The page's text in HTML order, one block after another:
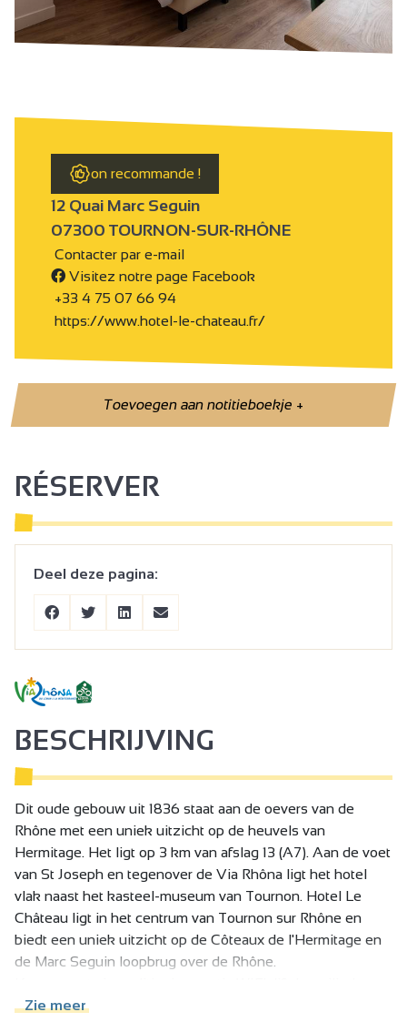
on recommande !
12 Quai Marc Seguin
07300 TOURNON-SUR-RHÔNE
Contacter par e-mail
Visitez notre page Facebook
+33 4 75 07 66 94
https://www.hotel-le-chateau.fr/
Toevoegen aan notitieboekje+
RÉSERVER
Deel deze pagina:
BESCHRIJVING
Dit oude gebouw uit 1836 staat aan de oevers van de
Rhône met een uniek uitzicht op de heuvels van
Hermitage. Het ligt op 3 km van afslag 13 (A7). Aan de voet
van St Joseph en tegenover de Via Rhôna ligt het hotel
vlak naast het kasteel-museum van Tournon. Hotel Le
Château ligt in het centrum van Tournon sur Rhône en
biedt een uniek uitzicht op de Côteaux de l'Hermitage en
de Marc Seguin loopbrug over de Rhône.
garage.
Zie meer